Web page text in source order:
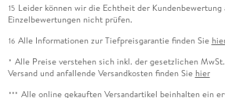
15 Leider können wir die Echtheit der Kundenbewertung
Einzelbewertungen nicht prüfen.
16 Alle Informationen zur Tiefpreisgarantie finden Sie
* Alle Preise verstehen sich inkl. der gesetzlichen
Versand und anfallende Versandkosten finden Sie hier
*** Alle online gekauften Versandartikel beinhalten ein